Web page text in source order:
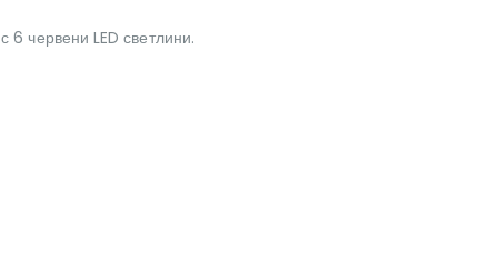
6 червени LED светлини.